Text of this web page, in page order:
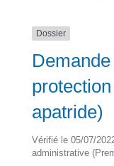
Dossier
apatride)
Vérifié le 05/07/
administrative